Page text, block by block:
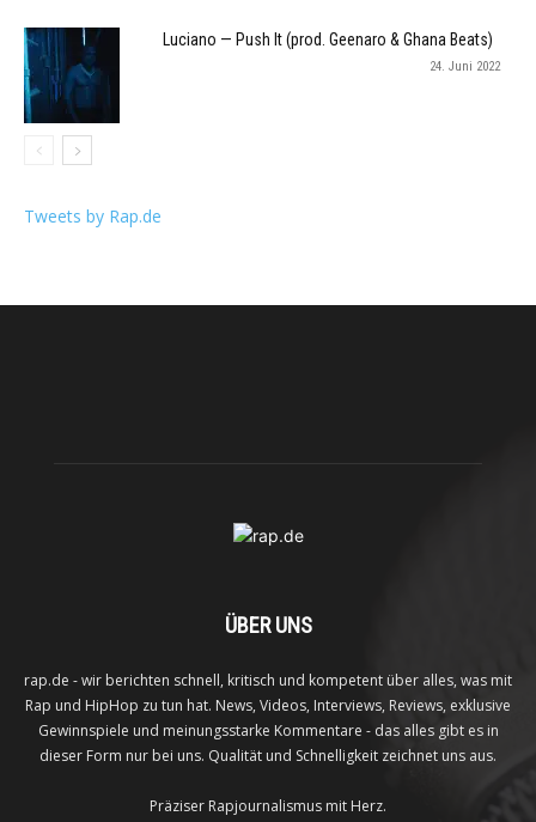
Luciano — Push It (prod. Geenaro & Ghana Beats)
24. Juni 2022
Tweets by Rap.de
ÜBER UNS
rap.de - wir berichten schnell, kritisch und kompetent über alles, was mit
Rap und HipHop zu tun hat. News, Videos, Interviews, Reviews, exklusive
Gewinnspiele und meinungsstarke Kommentare - das alles gibt es in
dieser Form nur bei uns. Qualität und Schnelligkeit zeichnet uns aus.
Präziser Rapjournalismus mit Herz.